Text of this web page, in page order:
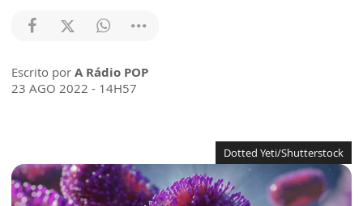
Escrito por A Rádio POP
23 AGO 2022 - 14H57
Dotted Yeti/Shutterstock